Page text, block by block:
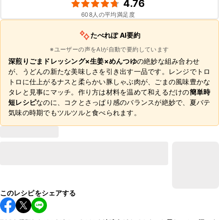
4.76
608人の平均満足度
たべれぽ AI要約
※ユーザーの声をAIが自動で要約しています
深煎りごまドレッシング×生姜×めんつゆの絶妙な組み合わせ
が、うどんの新たな美味しさを引き出す一品です。レンジでトロ
トロに仕上がるナスと柔らかい豚しゃぶ肉が、ごまの風味豊かな
タレと見事にマッチ。作り方は材料を温めて和えるだけの簡単時
短レシピなのに、コクとさっぱり感のバランスが絶妙で、夏バテ
気味の時期でもツルツルと食べられます。
このレシピをシェアする